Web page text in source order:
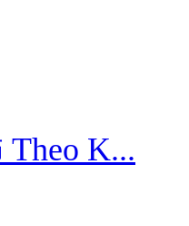
K...